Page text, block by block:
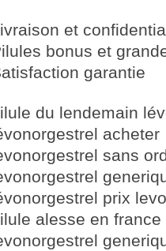
et
bonus et
garantie
du lendemain
acheter
sans
prix
alesse en